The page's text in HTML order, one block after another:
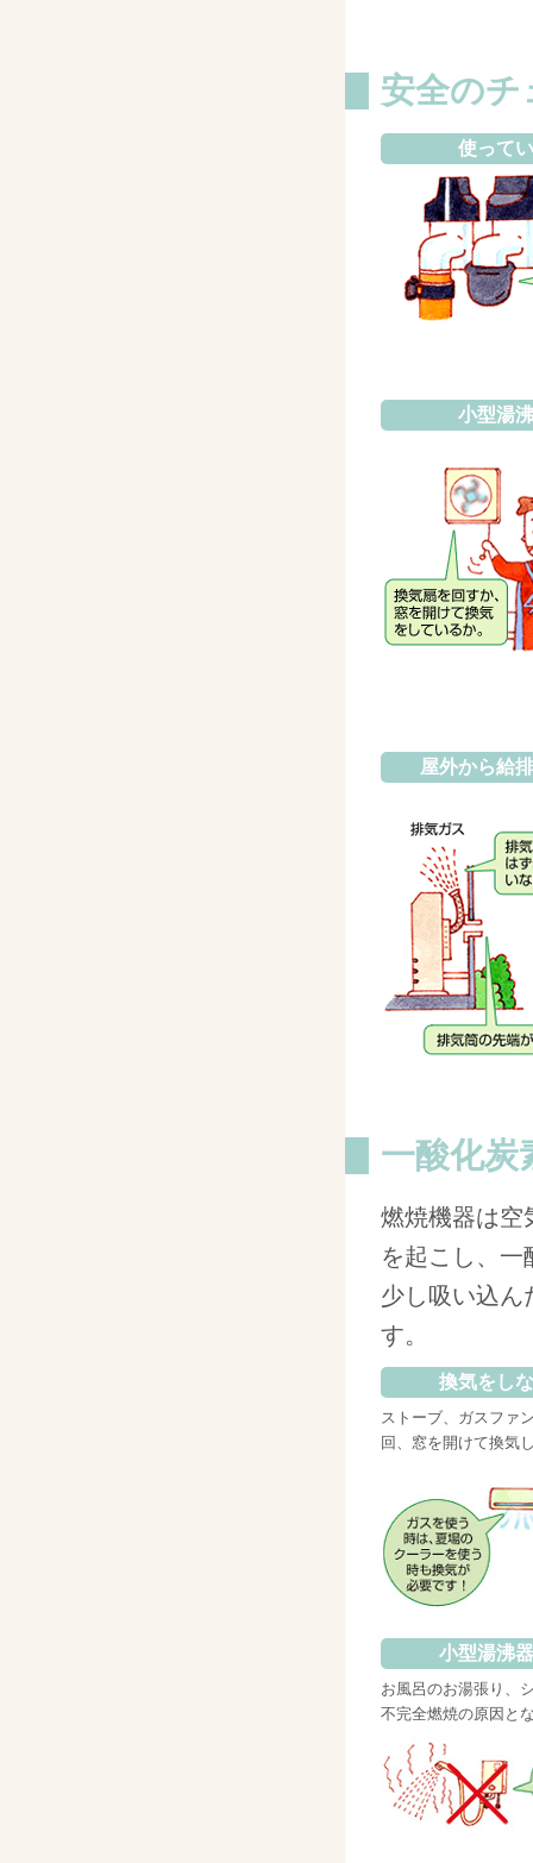
安全の
使って
小型湯
屋外から給
一酸化炭
燃焼機器は空
を起こし、
少し吸い込ん
す。
換気をし
ストーブ、ガスファ
回、窓を開けて換気
小型湯沸
お風呂のお湯張り、
不完全燃焼の原因と